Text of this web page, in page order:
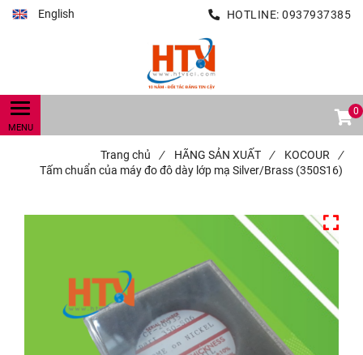
English HOTLINE: 0937937385
0
Trang chủ / HÃNG SẢN XUẤT / KOCOUR
/
Tấm chuẩn của máy đo đô dày lớp mạ Silver/Brass (350S16)